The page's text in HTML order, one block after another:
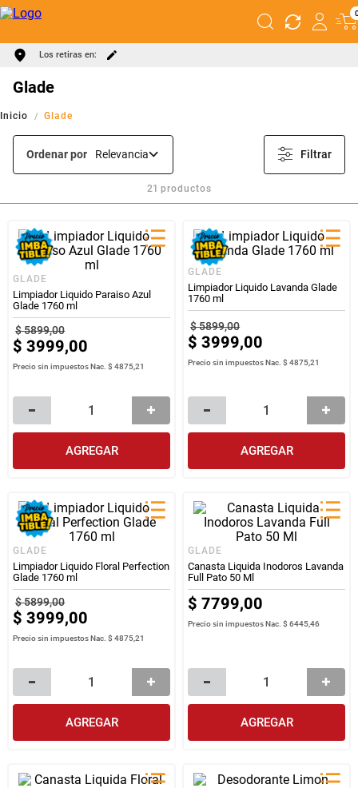
Los retiras en:
Glade
Glade
Ordenar por Relevancia Filtrar
21 productos
GLADE
Limpiador Liquido Paraiso Azul
Glade 1760 ml
$5899,00
$ 3999,00
Precio sin impuestos Nac.$ 4875,21
AGREGAR
GLADE
Limpiador Liquido Lavanda Glade
1760 ml
$5899,00
$ 3999,00
Precio sin impuestos Nac.$ 4875,21
AGREGAR
GLADE
Limpiador Liquido Floral Perfection
Glade 1760 ml
$5899,00
$ 3999,00
Precio sin impuestos Nac.$ 4875,21
AGREGAR
GLADE
Canasta Liquida Inodoros Lavanda
Full Pato 50 Ml
$ 7799,00
Precio sin impuestos Nac.$ 6445,46
AGREGAR